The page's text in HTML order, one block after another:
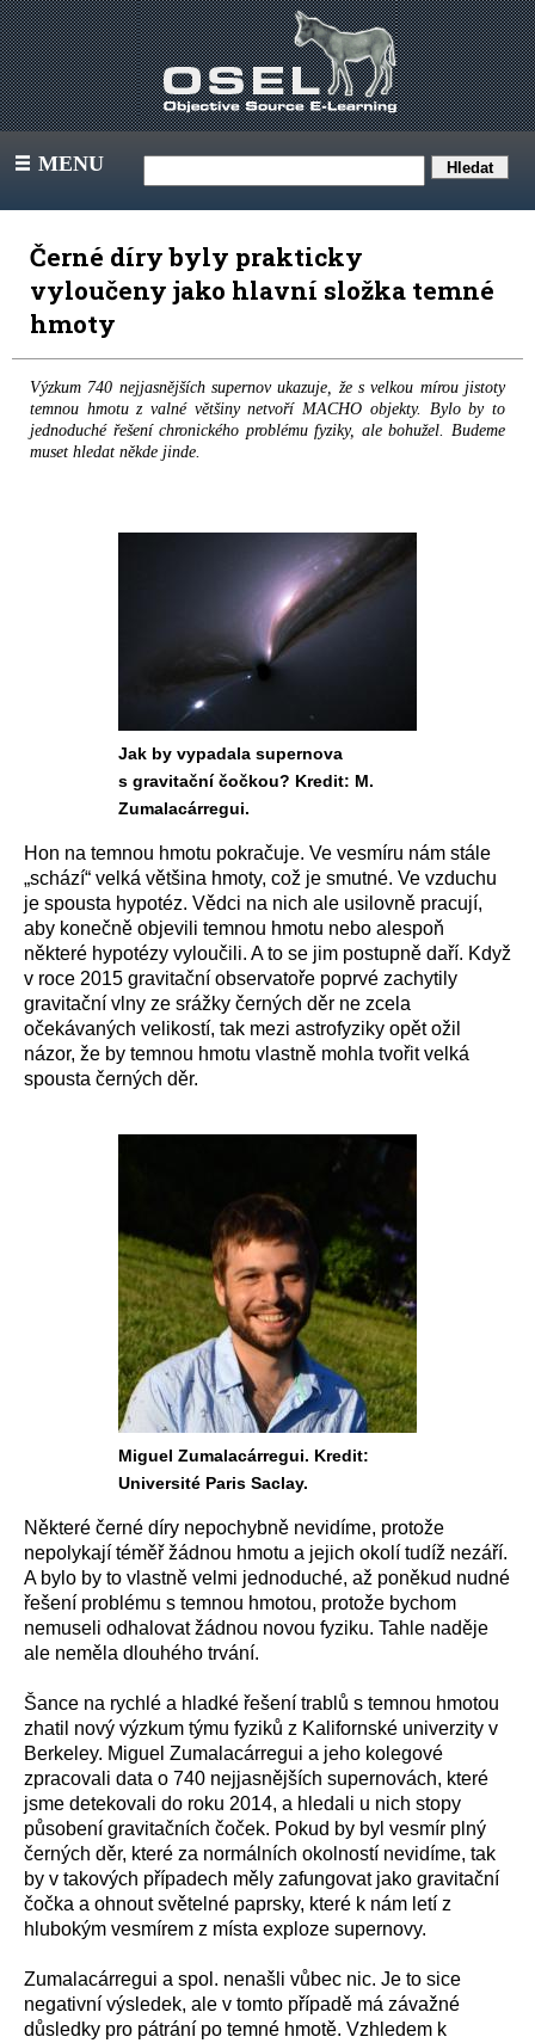
III MENU
Černé díry byly prakticky
vyloučeny jako hlavní složka temné
hmoty
Výzkum 740 nejjasnějších supernov ukazuje, že s velkou mírou jistoty
temnou hmotu z valné většiny netvoří MACHO objekty. Bylo by to
jednoduché řešení chronického problému fyziky, ale bohužel. Budeme
muset hledat někde jinde.
Jak by vypadala supernova
s gravitační čočkou? Kredit: M.
Zumalacárregui.
Hon na temnou hmotu pokračuje. Ve vesmíru nám stále
„schází“ velká většina hmoty, což je smutné. Ve vzduchu
je spousta hypotéz. Vědci na nich ale usilovně pracují,
aby konečně objevili temnou hmotu nebo alespoň
některé hypotézy vyloučili. A to se jim postupně daří. Když
v roce 2015 gravitační observatoře poprvé zachytily
gravitační vlny ze srážky černých děr ne zcela
očekávaných velikostí, tak mezi astrofyziky opět ožil
názor, že by temnou hmotu vlastně mohla tvořit velká
spousta černých děr.
Miguel Zumalacárregui. Kredit:
Université Paris Saclay.
Některé černé díry nepochybně nevidíme, protože
nepolykají téměř žádnou hmotu a jejich okolí tudíž nezáří.
A bylo by to vlastně velmi jednoduché, až poněkud nudné
řešení problému s temnou hmotou, protože bychom
nemuseli odhalovat žádnou novou fyziku. Tahle naděje
ale neměla dlouhého trvání.
Šance na rychlé a hladké řešení trablů s temnou hmotou
zhatil nový výzkum týmu fyziků z Kalifornské univerzity v
Berkeley. Miguel Zumalacárregui a jeho kolegové
zpracovali data o 740 nejjasnějších supernovách, které
jsme detekovali do roku 2014, a hledali u nich stopy
působení gravitačních čoček. Pokud by byl vesmír plný
černých děr, které za normálních okolností nevidíme, tak
by v takových případech měly zafungovat jako gravitační
čočka a ohnout světelné paprsky, které k nám letí z
hlubokým vesmírem z místa exploze supernovy.
Zumalacárregui a spol. nenašli vůbec nic. Je to sice
negativní výsledek, ale v tomto případě má závažné
důsledky pro pátrání po temné hmotě. Vzhledem k